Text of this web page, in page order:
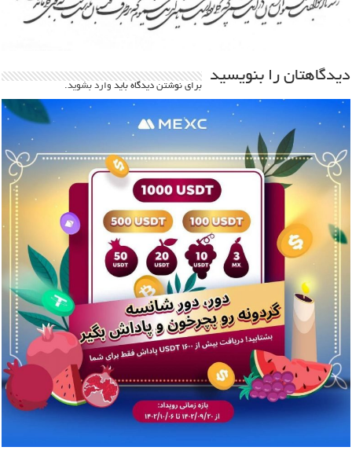
دیدگاهتان را بنویسید
برای نوشتن دیدگاه باید وارد بشوید.